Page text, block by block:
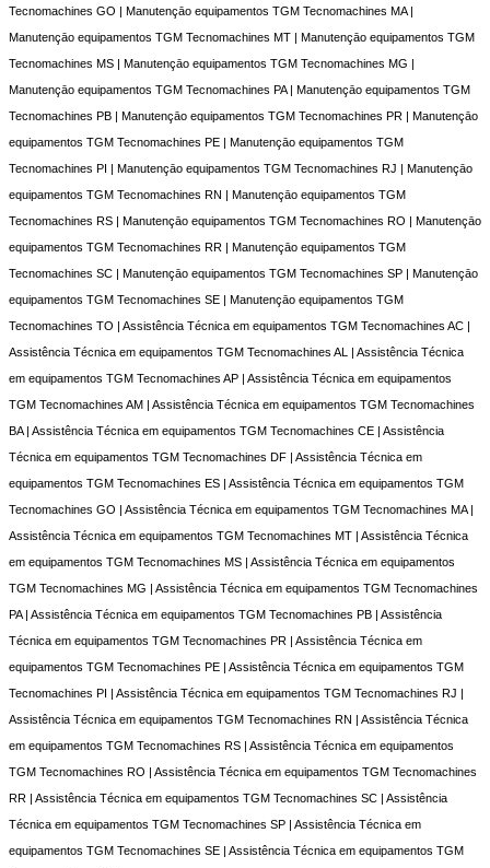
Tecnomachines GO | Manutençāo equipamentos TGM Tecnomachines MA |
Manutençāo equipamentos TGM Tecnomachines MT | Manutençāo equipamentos TGM
Tecnomachines MS | Manutençāo equipamentos TGM Tecnomachines MG |
Manutençāo equipamentos TGM Tecnomachines PA | Manutençāo equipamentos TGM
Tecnomachines PB | Manutençāo equipamentos TGM Tecnomachines PR | Manutençāo
equipamentos TGM Tecnomachines PE | Manutençāo equipamentos TGM
Tecnomachines PI | Manutençāo equipamentos TGM Tecnomachines RJ | Manutençāo
equipamentos TGM Tecnomachines RN | Manutençāo equipamentos TGM
Tecnomachines RS | Manutençāo equipamentos TGM Tecnomachines RO | Manutençāo
equipamentos TGM Tecnomachines RR | Manutençāo equipamentos TGM
Tecnomachines SC | Manutençāo equipamentos TGM Tecnomachines SP | Manutençāo
equipamentos TGM Tecnomachines SE | Manutençāo equipamentos TGM
Tecnomachines TO | Assistência Técnica em equipamentos TGM Tecnomachines AC |
Assistência Técnica em equipamentos TGM Tecnomachines AL | Assistência Técnica
em equipamentos TGM Tecnomachines AP | Assistência Técnica em equipamentos
TGM Tecnomachines AM | Assistência Técnica em equipamentos TGM Tecnomachines
BA | Assistência Técnica em equipamentos TGM Tecnomachines CE | Assistência
Técnica em equipamentos TGM Tecnomachines DF | Assistência Técnica em
equipamentos TGM Tecnomachines ES | Assistência Técnica em equipamentos TGM
Tecnomachines GO | Assistência Técnica em equipamentos TGM Tecnomachines MA |
Assistência Técnica em equipamentos TGM Tecnomachines MT | Assistência Técnica
em equipamentos TGM Tecnomachines MS | Assistência Técnica em equipamentos
TGM Tecnomachines MG | Assistência Técnica em equipamentos TGM Tecnomachines
PA | Assistência Técnica em equipamentos TGM Tecnomachines PB | Assistência
Técnica em equipamentos TGM Tecnomachines PR | Assistência Técnica em
equipamentos TGM Tecnomachines PE | Assistência Técnica em equipamentos TGM
Tecnomachines PI | Assistência Técnica em equipamentos TGM Tecnomachines RJ |
Assistência Técnica em equipamentos TGM Tecnomachines RN | Assistência Técnica
em equipamentos TGM Tecnomachines RS | Assistência Técnica em equipamentos
TGM Tecnomachines RO | Assistência Técnica em equipamentos TGM Tecnomachines
RR | Assistência Técnica em equipamentos TGM Tecnomachines SC | Assistência
Técnica em equipamentos TGM Tecnomachines SP | Assistência Técnica em
equipamentos TGM Tecnomachines SE | Assistência Técnica em equipamentos TGM